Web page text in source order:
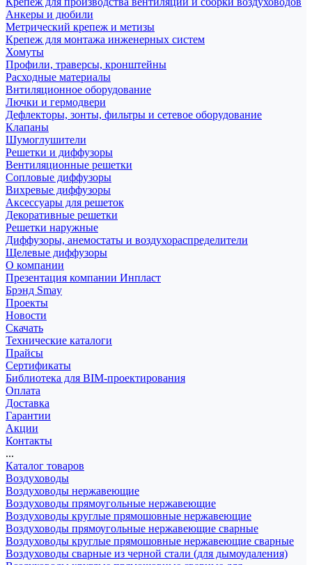
Анкеры и дюбили
Метрический крепеж и метизы
Крепеж для монтажа инженерных систем
Хомуты
Профили, траверсы, кронштейны
Расходные материалы
Внтиляционное оборудование
Лючки и гермодвери
Дефлекторы, зонты, фильтры и сетевое оборудование
Клапаны
Шумоглушители
Решетки и диффузоры
Вентиляционные решетки
Сопловые диффузоры
Вихревые диффузоры
Аксессуары для решеток
Декоративные решетки
Решетки наружные
Диффузоры, анемостаты и воздухораспределители
Щелевые диффузоры
О компании
Презентация компании Инпласт
Брэнд Smay
Проекты
Новости
Скачать
Технические каталоги
Прайсы
Сертификаты
Библиотека для BIM-проектирования
Оплата
Доставка
Гарантии
Акции
Контакты
...
Каталог товаров
Воздуховоды
Воздуховоды нержавеющие
Воздуховоды прямоугольные нержавеющие
Воздуховоды круглые прямошовные нержавеющие
Воздуховоды прямоугольные нержавеющие сварные
Воздуховоды круглые прямошовные нержавеющие сварные
Воздуховоды сварные из черной стали (для дымоудаления)